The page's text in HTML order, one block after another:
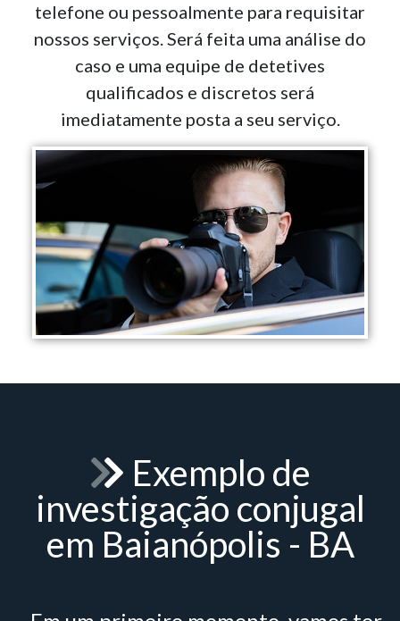
telefone ou pessoalmente para requisitar
nossos serviços. Será feita uma análise do
caso e uma equipe de detetives
qualificados e discretos será
imediatamente posta a seu serviço.
Exemplo de
investigação conjugal
em Baianópolis - BA